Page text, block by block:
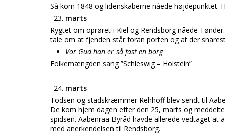
Så kom 1848 og lidenskaberne nåede højdepunktet.
marts
Rygtet om oprøret i Kiel og Rendsborg nåede
tale om at fjenden står foran porten og at der
Vor Gud han er så fast en borg
Folkemængden sang ”Schleswig – Holstein”
marts
Todsen og stadskræmmer Rehhoff blev sendt til
De kom hjem dagen efter den 25, marts og
spidsen. Aabenraa Byråd havde allerede vedtaget
med anerkendelsen til Rendsborg.